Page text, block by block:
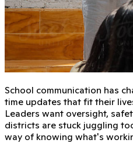
School communication has
time updates that fit their
Leaders want oversight,
districts are stuck juggling
way of knowing what's